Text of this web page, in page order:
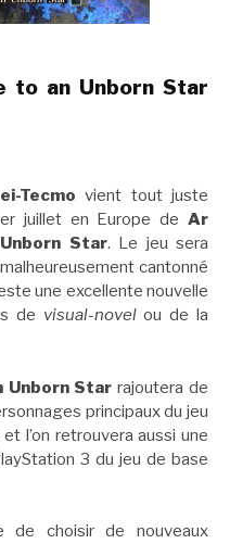
to an Unborn Star
Tecmo vient tout juste
juillet en Europe de Ar
Star. Le jeu sera
cantonné
une excellente nouvelle
de visual-novelou de la
Unborn Star rajoutera de
principaux du jeu
l’on retrouvera aussi une
3 du jeu de base
de choisir de nouveaux